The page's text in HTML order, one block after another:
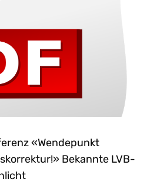
«Wendepunkt
Bekannte LVB-